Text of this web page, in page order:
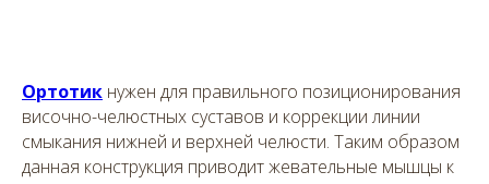
Ортотик нужен для правильного позиционирования
височно-челюстных суставов и коррекции линии
смыкания нижней и верхней челюсти. Таким образом
данная конструкция приводит жевательные мышцы к